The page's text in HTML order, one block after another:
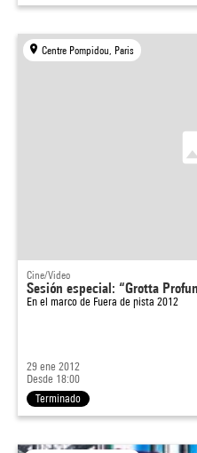
Centre Pompidou, Paris
Cine/Video
Sesión especial: “Grotta
En el marco de Fuera de pista 2012
29 ene 2012
Desde 18:00
Terminado